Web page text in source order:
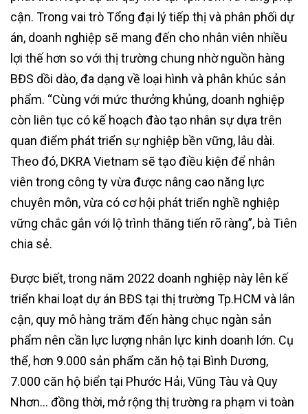
cận. Trong vai trò Tổng đại lý tiếp thị và phân phối dự
án, doanh nghiệp sẽ mang đến cho nhân viên nhiều
lợi thế hơn so với thị trường chung nhờ nguồn hàng
BĐS dồi dào, đa dạng về loại hình và phân khúc sản
phẩm. “Cùng với mức thưởng khủng, doanh nghiệp
còn liên tục có kế hoạch đào tạo nhân sự dựa trên
quan điểm phát triển sự nghiệp bền vững, lâu dài.
Theo đó, DKRA Vietnam sẽ tạo điều kiện để nhân
viên trong công ty vừa được nâng cao năng lực
chuyên môn, vừa có cơ hội phát triển nghề nghiệp
vững chắc gắn với lộ trình thăng tiến rõ ràng”, bà Tiên
chia sẻ.
Được biết, trong năm 2022 doanh nghiệp này lên kế
triển khai loạt dự án BĐS tại thị trường Tp.HCM và lân
cận, quy mô hàng trăm đến hàng chục ngàn sản
phẩm nên cần lực lượng nhân lực kinh doanh lớn. Cụ
thể, hơn 9.000 sản phẩm căn hộ tại Bình Dương,
7.000 căn hộ biển tại Phước Hải, Vũng Tàu và Quy
Nhơn… đồng thời, mở rộng thị trường ra phạm vi toàn